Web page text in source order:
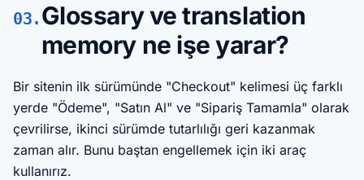
03. Glossary ve translation
memory ne işe yarar?
Bir sitenin ilk sürümünde "Checkout" kelimesi üç farklı
yerde "Ödeme", "Satın Al" ve "Sipariş Tamamla" olarak
çevrilirse, ikinci sürümde tutarlılığı geri kazanmak
zaman alır. Bunu baştan engellemek için iki araç
kullanırız.